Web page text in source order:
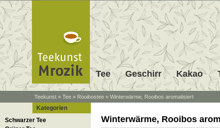
Tee Geschirr Kakao
Teekunst » Tee » Rooibostee » Winterwärme, Rooibos aromatisiert
Kategorien
Schwarzer Tee
Winterwärme, Rooibos